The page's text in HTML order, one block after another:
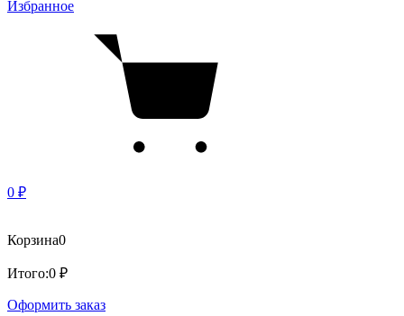
Избранное
0 ₽
Корзина0
Итого:0 ₽
Оформить заказ